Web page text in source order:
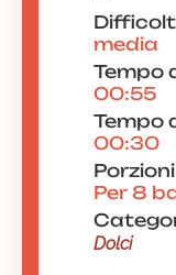
media
Tempo
00:55
Tempo
00:30
Porzioni
Per 8
Dolci